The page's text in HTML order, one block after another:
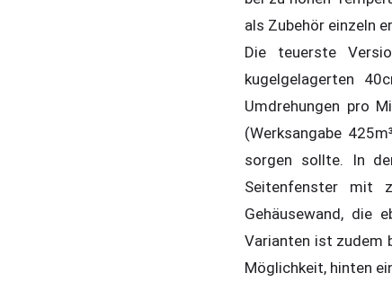
als Zubehör einzeln
Die teuerste
kugelgelagerten
Umdrehungen pro
(Werksangabe
sorgen sollte. In
Seitenfenster mit
Gehäusewand, die
Varianten ist zudem
Möglichkeit, hinten